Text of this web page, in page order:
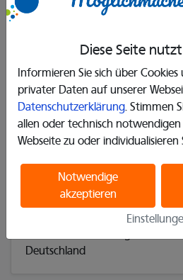
Diese Seite
Informieren Sie sich über
privater Daten auf unserer
Datenschutzerklärung. Stimmen
allen oder technisch
Webseite zu oder individualisieren
Notwendige
akzeptieren
Dieses Projekt ist bereits
Infos
Kategorie: Sport
Endet am: 15. Dezember 2020
Deutschland